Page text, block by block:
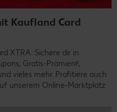
Kaufland Card
XTRA: Sichere dir in
Gratis-Prämienᵖ,
vieles mehr. Profitiere auch
unserem Online-Marktplatz